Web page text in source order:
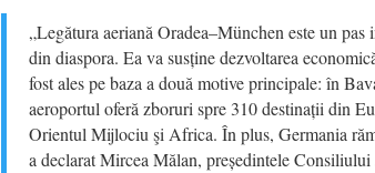
„Legătura aeriană Oradea–München este un
din diaspora. Ea va susține dezvoltarea
fost ales pe baza a două motive principale: în
aeroportul oferă zboruri spre 310 destinații din
Orientul Mijlociu şi Africa. În plus, Germania
a declarat Mircea Mălan, președintele Consiliului